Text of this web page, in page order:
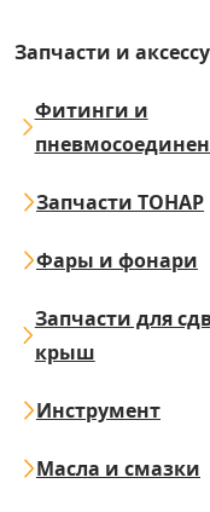
Запчасти и
Фитинги и
Запчасти ТОНАР
Фары и фонари
Запчасти для
крыш
Инструмент
Масла и смазки